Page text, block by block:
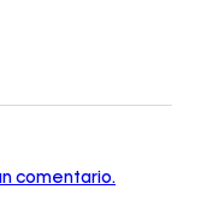
comentario.